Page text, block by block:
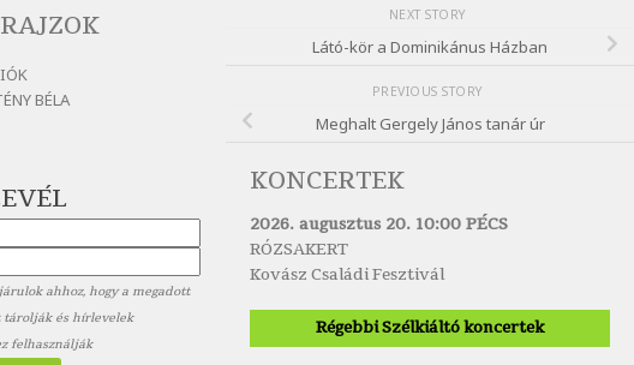
NEXT STORY
Látó-kör a Dominikánus Házban
PREVIOUS STORY
Meghalt Gergely János tanár úr
KONCERTEK
2026. augusztus 20. 10:00 PÉCS
RÓZSAKERT
Kovász Családi Fesztivál
Régebbi Szélkiáltó koncertek
BÉLA
ahhoz, hogy a megadott
tárolják és hírlevelek
felhasználják